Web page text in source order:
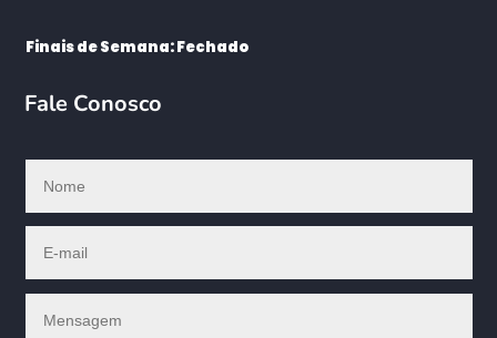
Finais de Semana: Fechado
Fale Conosco